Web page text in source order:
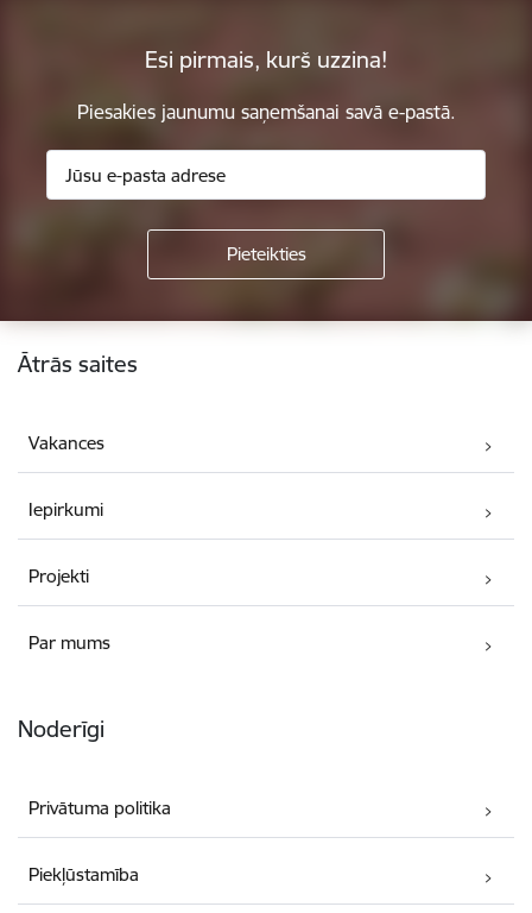
Esi pirmais, kurš uzzina!
Piesakies jaunumu saņemšanai savā e-pastā.
Kājene
Ātrās saites
Vakances
Iepirkumi
Projekti
Par mums
Noderīgi
Privātuma politika
Piekļūstamība